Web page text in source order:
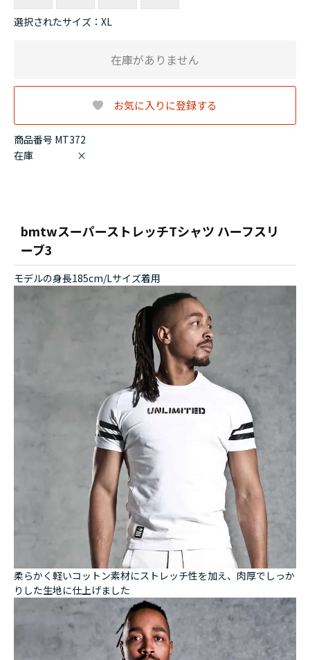
商品番号 MT372
在庫 ×
選択されたサイズ：XL
お気に入りに登録する
在庫がありません
bmtwスーパーストレッチTシャツ ハーフスリ
ーブ3
モデルの身長185cm/Lサイズ着用
柔らかく軽いコットン素材にストレッチ性を加え、肉厚でしっか
りした生地に仕上げました